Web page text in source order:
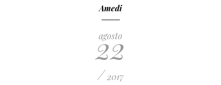
Amedi
agosto
22
/ 2017